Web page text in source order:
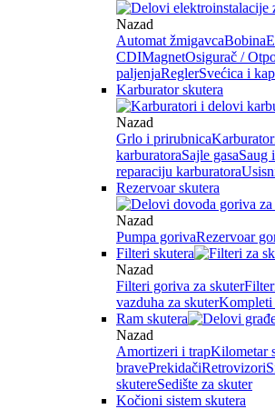
Nazad
Automat žmigavcaBobina
CDIMagnetOsigurač /
paljenjaReglerSvećica i
Karburator skutera
Nazad
Grlo i prirubnica
karburatoraSajle gasaSaug
reparaciju karburatora
Rezervoar skutera
Nazad
Pumpa gorivaRezervoar
Filteri skutera
Nazad
Filteri goriva za skuter
vazduha za skuterKompleti
Ram skutera
Nazad
Amortizeri i trapKilometar
bravePrekidačiRetrovizori
skutereSedište za skuter
Kočioni sistem skutera